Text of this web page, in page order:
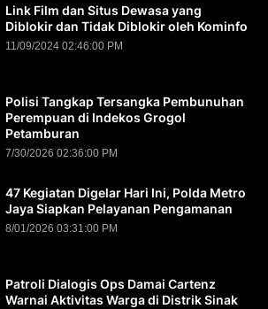
Link Film dan Situs Dewasa yang
Diblokir dan Tidak Diblokir oleh Kominfo
11/09/2024 02:46:00 PM
Polisi Tangkap Tersangka Pembunuhan
Perempuan di Indekos Grogol
Petamburan
7/30/2026 02:36:00 PM
47 Kegiatan Digelar Hari Ini, Polda Metro
Jaya Siapkan Pelayanan Pengamanan
8/01/2026 03:31:00 PM
Patroli Dialogis Ops Damai Cartenz
Warnai Aktivitas Warga di Distrik Sinak